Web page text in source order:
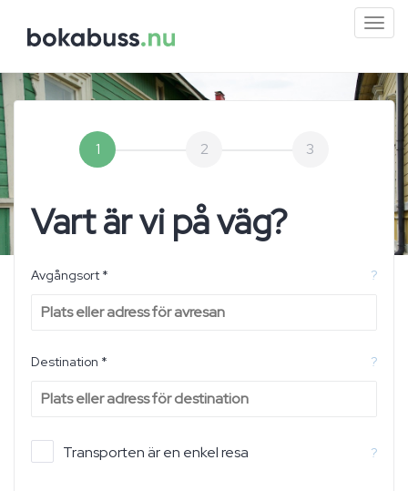
1 2 3
Vart är vi på väg?
Avgångsort * ?
Destination * ?
Transporten är en enkel resa ?